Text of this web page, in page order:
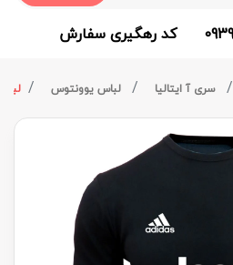
کد رهگیری سفارش
سری آ ایتالیا لباس یوونتوس